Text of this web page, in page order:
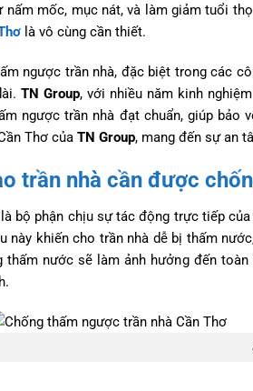
nấm mốc, mục nát, và làm giảm tuổi
là vô cùng cần thiết.
ngược trần nhà, đặc biệt trong các
TN Group, với nhiều năm kinh
ngược trần nhà đạt chuẩn, giúp bảo
Thơ của TN Group, mang đến sự an
trần nhà cần được
là bộ phận chịu sự tác động trực tiếp
này khiến cho trần nhà dễ bị thấm
thấm nước sẽ làm ảnh hưởng đến